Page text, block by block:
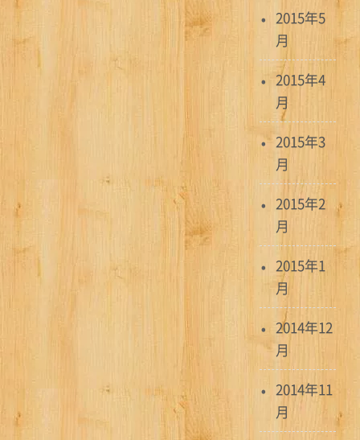
2015年5
月
2015年4
月
2015年3
月
2015年2
月
2015年1
月
2014年12
月
2014年11
月